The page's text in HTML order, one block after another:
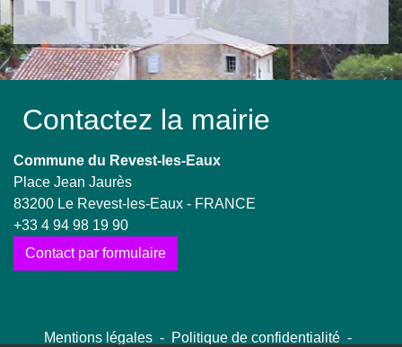
Contactez la mairie
Commune du Revest-les-Eaux
Place Jean Jaurès
83200 Le Revest-les-Eaux - FRANCE
+33 4 94 98 19 90
Contact par formulaire
Mentions légales - Politique de confidentialité -